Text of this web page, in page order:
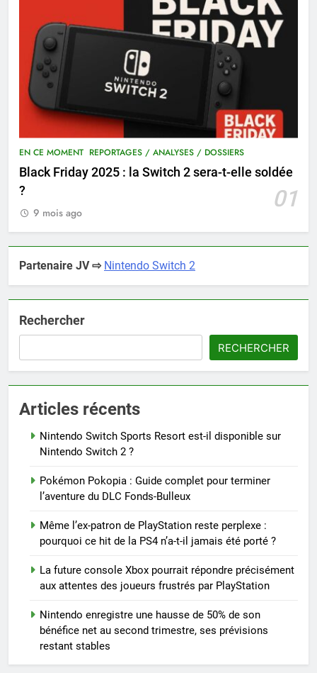
EN CE MOMENT REPORTAGES / ANALYSES / DOSSIERS
Black Friday 2025 : la Switch 2 sera-t-elle soldée
?
01
9 mois ago
Partenaire JV ⇨ Nintendo Switch 2
Rechercher
RECHERCHER
Articles récents
Nintendo Switch Sports Resort est-il disponible sur
Nintendo Switch 2 ?
Pokémon Pokopia : Guide complet pour terminer
l’aventure du DLC Fonds-Bulleux
Même l’ex-patron de PlayStation reste perplexe :
pourquoi ce hit de la PS4 n’a-t-il jamais été porté ?
La future console Xbox pourrait répondre précisément
aux attentes des joueurs frustrés par PlayStation
Nintendo enregistre une hausse de 50% de son
bénéfice net au second trimestre, ses prévisions
restant stables